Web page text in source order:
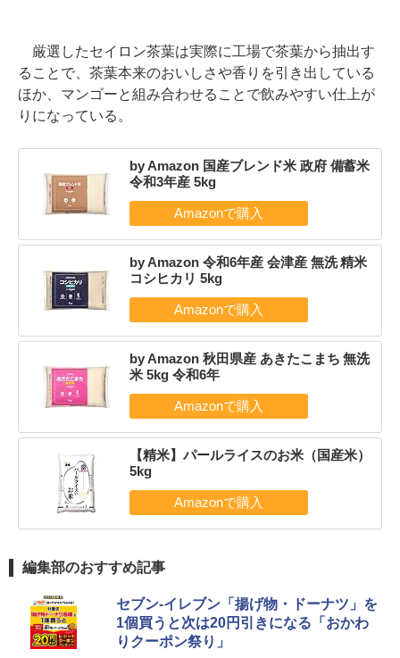
厳選したセイロン茶葉は実際に工場で茶葉から抽出す
ることで、茶葉本来のおいしさや香りを引き出している
ほか、マンゴーと組み合わせることで飲みやすい仕上が
りになっている。
by Amazon 国産ブレンド米 政府 備蓄米
令和3年産 5kg
by Amazon 令和6年産 会津産 無洗 精米
コシヒカリ 5kg
by Amazon 秋田県産 あきたこまち 無洗
米 5kg 令和6年
【精米】パールライスのお米（国産米）
5kg
編集部のおすすめ記事
セブン-イレブン「揚げ物・ドーナツ」を
1個買うと次は20円引きになる「おかわ
りクーポン祭り」